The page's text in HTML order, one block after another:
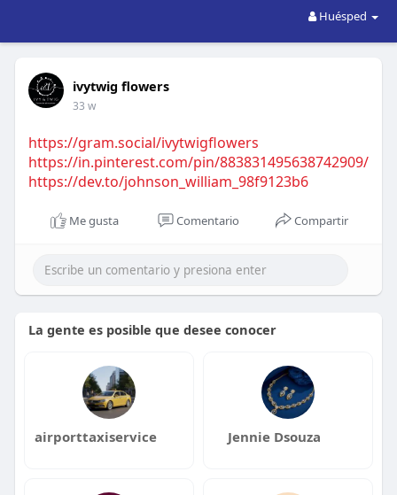
Huésped
ivytwig flowers
33 w
https://gram.social/ivytwigflowers
https://in.pinterest.com/pin/883831495638742909/
https://dev.to/johnson_william_98f9123b6
Me gusta Comentario Compartir
La gente es posible que desee conocer
airporttaxiservice Jennie Dsouza